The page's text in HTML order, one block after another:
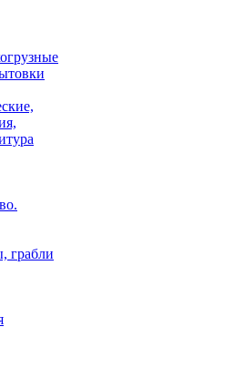
грабли